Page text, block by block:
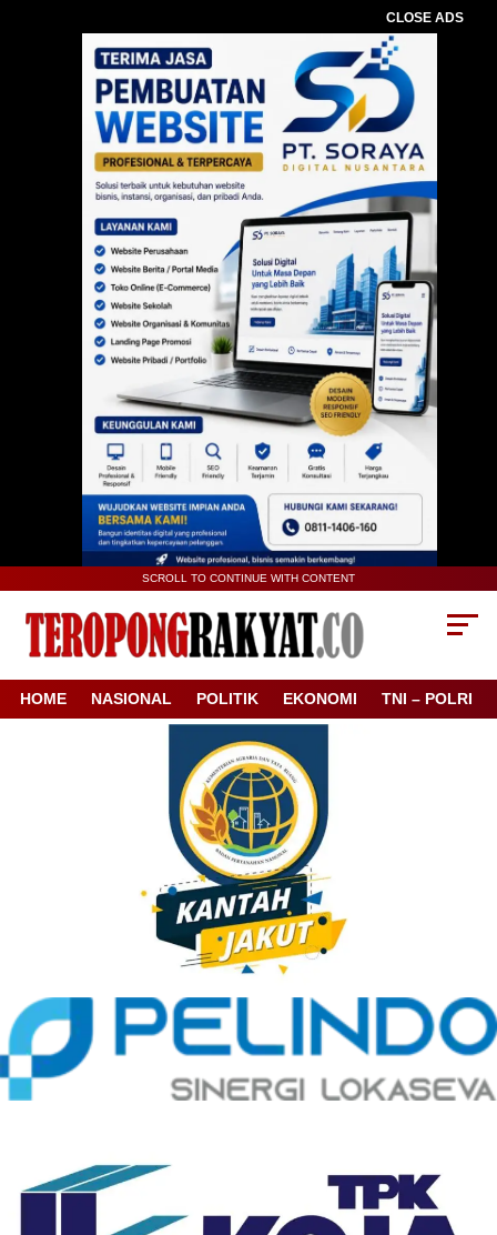
CLOSE ADS
SCROLL TO CONTINUE WITH CONTENT
HOME NASIONAL POLITIK EKONOMI TNI – POLRI